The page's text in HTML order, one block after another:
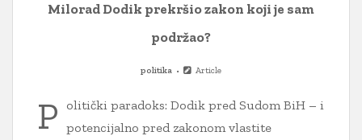
Milorad Dodik prekršio zakon koji je sam
podržao?
politika Article
P
olitički paradoks: Dodik pred Sudom BiH – i
potencijalno pred zakonom vlastite